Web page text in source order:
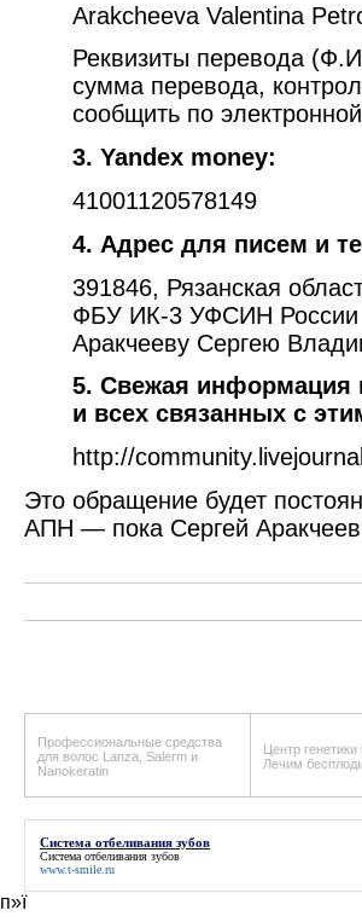
Arakcheeva Valentina
Реквизиты перевода
сумма перевода,
сообщить по
3. Yandex money:
41001120578149
4. Адрес для писем и
391846, Рязанская
ФБУ ИК-3 УФСИН России
Аракчееву Сергею
5. Свежая информация
и всех связанных с
http://
Это обращение будет
АПН — пока Сергей
Профессиональные средства
для волос Lanza, Salerm и
Nanokeratin
Центр генетики
Лечим
Система отбеливания зубов
Система отбеливания зубов
www.t-smile.ru
п»ї